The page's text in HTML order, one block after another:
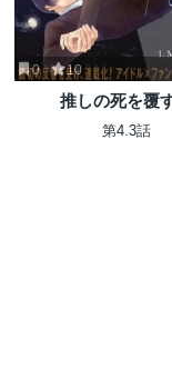
0 10
推しの死を覆す
第4.3話